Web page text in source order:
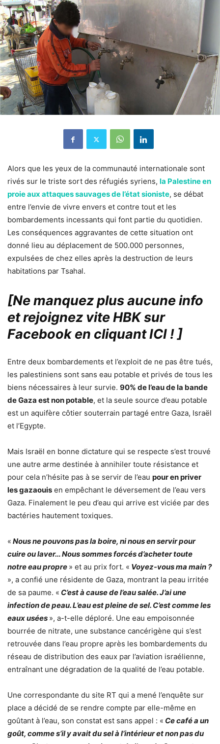
Alors que les yeux de la communauté internationale sont
rivés sur le triste sort des réfugiés syriens, la Palestine en
proie aux attaques sauvages de l’état sioniste, se débat
entre l’envie de vivre envers et contre tout et les
bombardements incessants qui font partie du quotidien.
Les conséquences aggravantes de cette situation ont
donné lieu au déplacement de 500.000 personnes,
expulsées de chez elles après la destruction de leurs
habitations par Tsahal.
[Ne manquez plus aucune info
et rejoignez vite HBK sur
Facebook en cliquant ICI !]
Entre deux bombardements et l’exploit de ne pas être tués,
les palestiniens sont sans eau potable et privés de tous les
biens nécessaires à leur survie. 90% de l’eau de la bande
de Gaza est non potable, et la seule source d’eau potable
est un aquifère côtier souterrain partagé entre Gaza, Israël
et l’Egypte.
Mais Israël en bonne dictature qui se respecte s’est trouvé
une autre arme destinée à annihiler toute résistance et
pour cela n’hésite pas à se servir de l’eau pour en priver
les gazaouis en empêchant le déversement de l’eau vers
Gaza. Finalement le peu d’eau qui arrive est viciée par des
bactéries hautement toxiques.
« Nous ne pouvons pas la boire, ni nous en servir pour
cuire ou laver… Nous sommes forcés d’acheter toute
notre eau propre » et au prix fort. « Voyez-vous ma main ?
», a confié une résidente de Gaza, montrant la peau irritée
de sa paume. « C’est à cause de l’eau salée. J’ai une
infection de peau. L’eau est pleine de sel. C’est comme les
eaux usées », a-t-elle déploré. Une eau empoisonnée
bourrée de nitrate, une substance cancérigène qui s’est
retrouvée dans l’eau propre après les bombardements du
réseau de distribution des eaux par l’aviation israélienne,
entraînant une dégradation de la qualité de l’eau potable.
Une correspondante du site RT qui a mené l’enquête sur
place a décidé de se rendre compte par elle-même en
goûtant à l’eau, son constat est sans appel : « Ce café a un
goût, comme s’il y avait du sel à l’intérieur et non pas du